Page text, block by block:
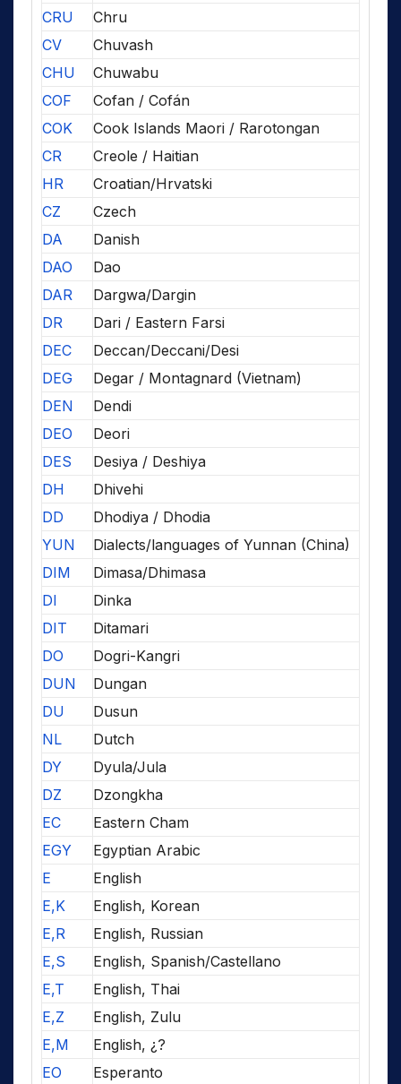
CRU
Chru
CV
Chuvash
CHU
Chuwabu
COF
Cofan / Cofán
COK
Cook Islands Maori / Rarotongan
CR
Creole / Haitian
HR
Croatian/Hrvatski
CZ
Czech
DA
Danish
DAO
Dao
DAR
Dargwa/Dargin
DR
Dari / Eastern Farsi
DEC
Deccan/Deccani/Desi
DEG
Degar / Montagnard (Vietnam)
DEN
Dendi
DEO
Deori
DES
Desiya / Deshiya
DH
Dhivehi
DD
Dhodiya / Dhodia
YUN
Dialects/languages of Yunnan (China)
DIM
Dimasa/Dhimasa
DI
Dinka
DIT
Ditamari
DO
Dogri-Kangri
DUN
Dungan
DU
Dusun
NL
Dutch
DY
Dyula/Jula
DZ
Dzongkha
EC
Eastern Cham
EGY
Egyptian Arabic
E
English
E,K
English, Korean
E,R
English, Russian
E,S
English, Spanish/Castellano
E,T
English, Thai
E,Z
English, Zulu
E,M
English, ¿?
EO
Esperanto